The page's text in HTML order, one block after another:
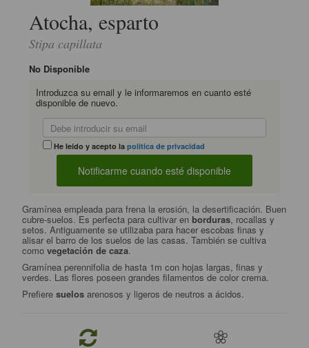
Atocha, esparto
Stipa capillata
No Disponible
Introduzca su email y le informaremos en cuanto esté
disponible de nuevo.
He leído y acepto lapolítica de privacidad
Gramínea empleada para frena la erosión, la desertificación. Buen
cubre-suelos. Es perfecta para cultivar en borduras, rocallas y
setos. Antiguamente se utilizaba para hacer escobas finas y
alisar el barro de los suelos de las casas. También se cultiva
comovegetación de caza.
Gramínea perennifolia de hasta 1m con hojas largas, finas y
verdes. Las flores poseen grandes filamentos de color crema.
Prefieresuelos arenosos y ligeros de neutros a ácidos.